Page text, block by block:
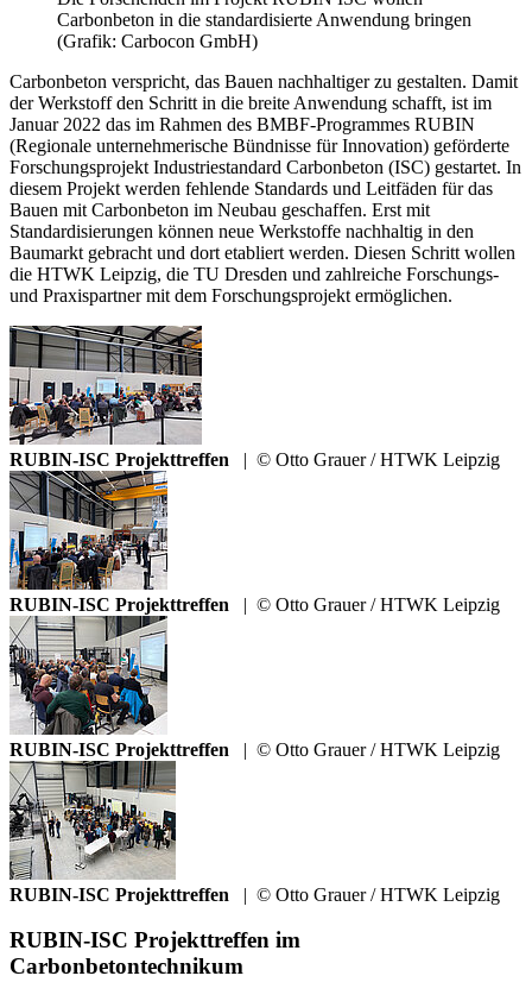
Carbonbeton in die standardisierte Anwendung bringen
(Grafik: Carbocon GmbH)
Carbonbeton verspricht, das Bauen nachhaltiger zu gestalten. Damit
der Werkstoff den Schritt in die breite Anwendung schafft, ist im
Januar 2022 das im Rahmen des BMBF-Programmes RUBIN
(Regionale unternehmerische Bündnisse für Innovation) geförderte
Forschungsprojekt Industriestandard Carbonbeton (ISC) gestartet. In
diesem Projekt werden fehlende Standards und Leitfäden für das
Bauen mit Carbonbeton im Neubau geschaffen. Erst mit
Standardisierungen können neue Werkstoffe nachhaltig in den
Baumarkt gebracht und dort etabliert werden. Diesen Schritt wollen
die HTWK Leipzig, die TU Dresden und zahlreiche Forschungs-
und Praxispartner mit dem Forschungsprojekt ermöglichen.
RUBIN-ISC Projekttreffen | © Otto Grauer / HTWK Leipzig
RUBIN-ISC Projekttreffen | © Otto Grauer / HTWK Leipzig
RUBIN-ISC Projekttreffen | © Otto Grauer / HTWK Leipzig
RUBIN-ISC Projekttreffen | © Otto Grauer / HTWK Leipzig
RUBIN-ISC Projekttreffen im
Carbonbetontechnikum